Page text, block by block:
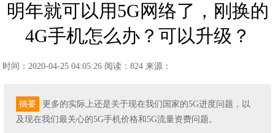
明年就可以用5G网络了，刚换的
4G手机怎么办？可以升级？
时间：2020-04-25 04:05:26 阅读：824 来源：
摘要
更多的实际上还是关于现在我们国家的5G进度问题，以
及现在我们最关心的5G手机价格和5G流量资费问题。